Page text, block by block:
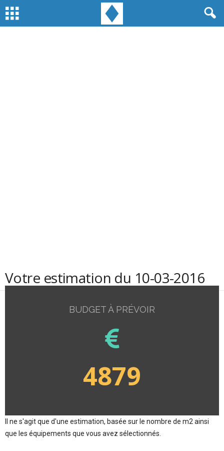
Votre estimation du 10-03-2016
BUDGET À PRÉVOIR
4879
Il ne s'agit que d'une estimation, basée sur le nombre de m2 ainsi
que les équipements que vous avez sélectionnés.